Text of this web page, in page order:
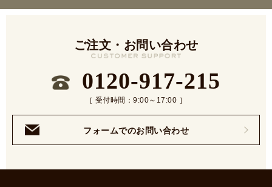
ご注文・お問い合わせ
0120-917-215
［ 受付時間：9:00～17:00 ］
フォームでのお問い合わせ